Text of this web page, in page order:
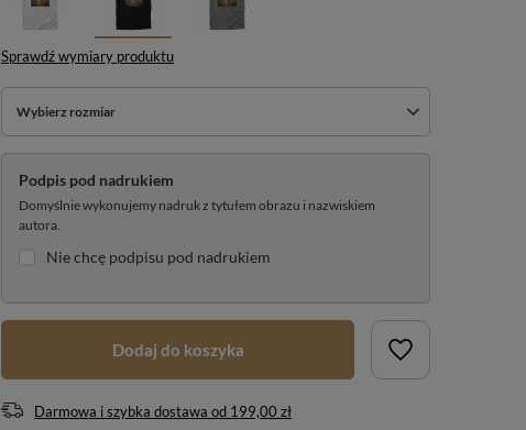
Sprawdź wymiary produktu
Wybierz rozmiar
Podpis pod nadrukiem
Domyślnie wykonujemy nadruk z tytułem obrazu i nazwiskiem
autora.
Nie chcę podpisu pod nadrukiem
Dodaj do koszyka
Darmowa i szybka dostawa od 199,00 zł